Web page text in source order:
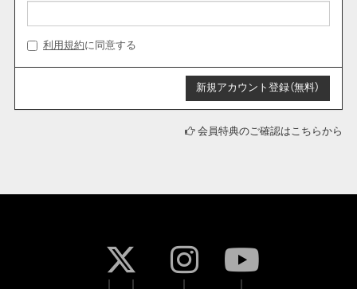
利用規約に同意する
会員特典のご確認はこちらから